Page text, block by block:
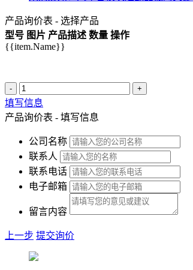
产品询价表 - 选择产品
型号 图片 产品描述 数量 操作
{{item.Name}}
- +
填写信息
产品询价表 - 填写信息
公司名称
联系人
联系电话
电子邮箱
留言内容
上一步 提交询价